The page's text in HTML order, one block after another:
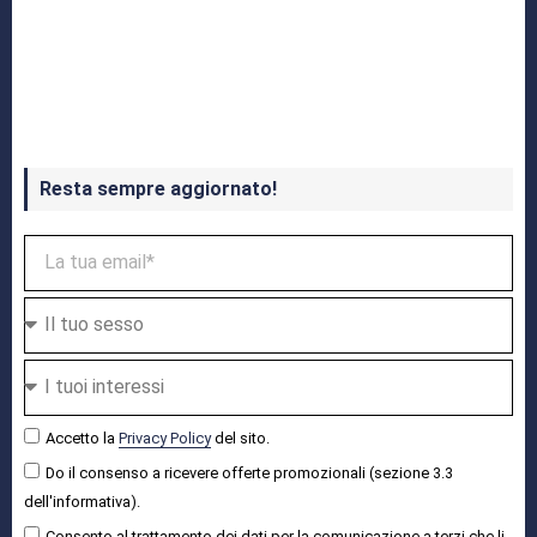
Resta sempre aggiornato!
Accetto la Privacy Policydel sito.
Do il consenso a ricevere offerte promozionali (sezione 3.3
dell'informativa).